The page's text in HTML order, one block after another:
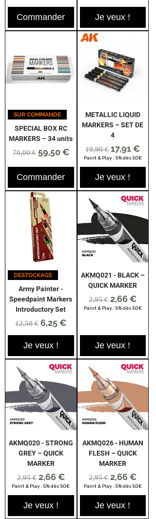
Commander Je veux !
SUR COMMANDE
SPECIAL BOX RC
MARKERS – 34 units
Prix original
70,00 € Prix promotionnel
59,50 €
Commander
METALLIC LIQUID
MARKERS – SET DE
4
Prix original
19,90 € Prix
17,91 €
Paint & Play : 5% dès 50€
Je veux !
DESTOCKAGE
Army Painter -
Speedpaint Markers
Introductory Set
Prix original
12,50 € Prix promotionnel
6,25 €
Je veux !
AKMQ021 - BLACK –
QUICK MARKER
Prix original
2,95 € Prix
2,66 €
Paint & Play : 5% dès 50€
Je veux !
AKMQ020 - STRONG
GREY – QUICK
MARKER
Prix original
2,95 € Prix promotionnel
2,66 €
Paint & Play : 5% dès 50€
Je veux !
AKMQ026 - HUMAN
FLESH – QUICK
MARKER
Prix original
2,95 € Prix
2,66 €
Paint & Play : 5% dès 50€
Je veux !